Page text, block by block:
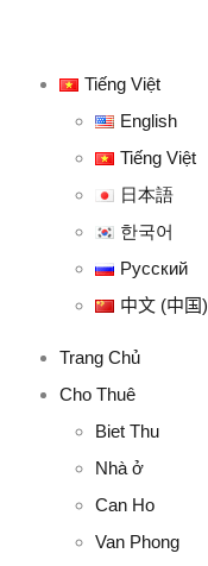
Tiếng Việt
English
Tiếng Việt
日本語
한국어
Русский
中文 (中国)
Trang Chủ
Cho Thuê
Biet Thu
Nhà ở
Can Ho
Van Phong